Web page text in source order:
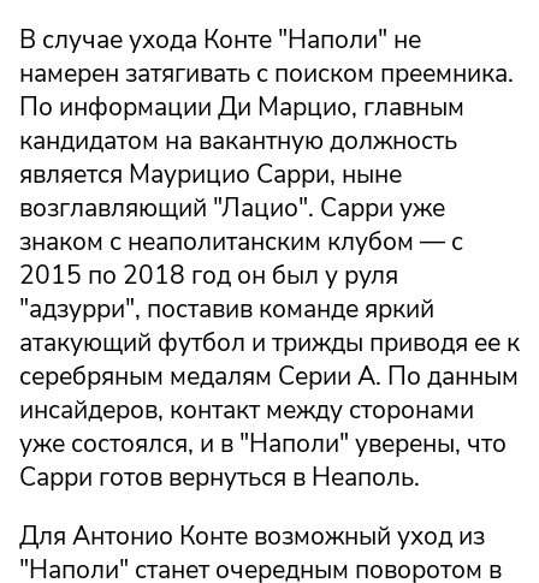
В случае ухода Конте "Наполи" не
намерен затягивать с поиском преемника.
По информации Ди Марцио, главным
кандидатом на вакантную должность
является Маурицио Сарри, ныне
возглавляющий "Лацио". Сарри уже
знаком с неаполитанским клубом — с
2015 по 2018 год он был у руля
"адзурри", поставив команде яркий
атакующий футбол и трижды приводя ее к
серебряным медалям Серии А. По данным
инсайдеров, контакт между сторонами
уже состоялся, и в "Наполи" уверены, что
Сарри готов вернуться в Неаполь.
Для Антонио Конте возможный уход из
"Наполи" станет очередным поворотом в